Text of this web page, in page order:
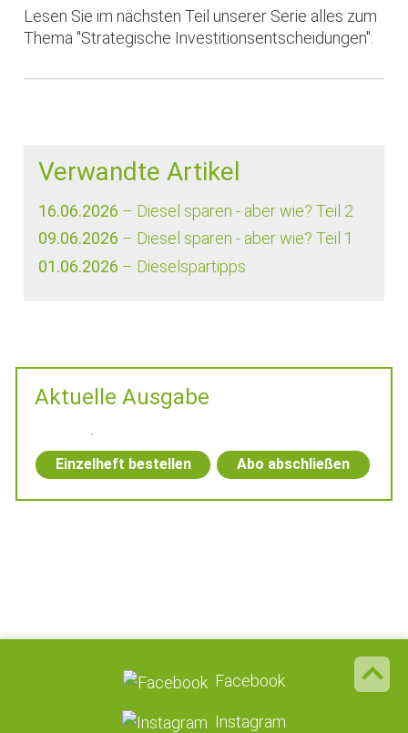
Lesen Sie im nächsten Teil unserer Serie alles zum
Thema "Strategische Investitionsentscheidungen".
Verwandte Artikel
16.06.2026 – Diesel sparen - aber wie? Teil 2
09.06.2026 – Diesel sparen - aber wie? Teil 1
01.06.2026 – Dieselspartipps
Aktuelle Ausgabe
Einzelheft bestellen Abo abschließen
Facebook
Instagram